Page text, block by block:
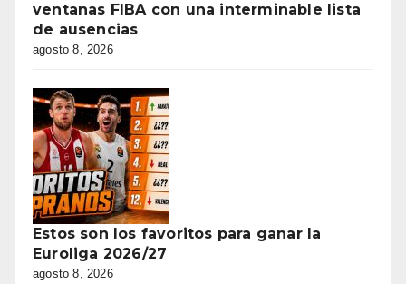
ventanas FIBA con una interminable lista
de ausencias
agosto 8, 2026
Estos son los favoritos para ganar la
Euroliga 2026/27
agosto 8, 2026